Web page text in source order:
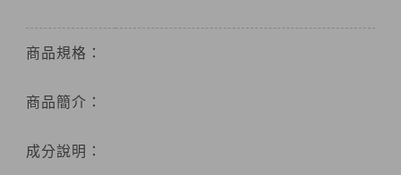
商品規格：
商品簡介：
成分說明：